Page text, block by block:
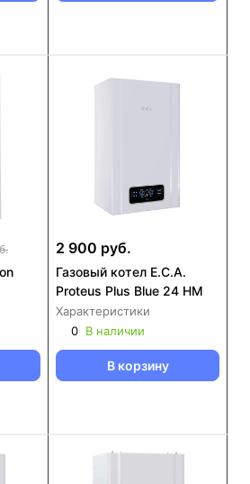
2 900 руб.
Газовый котел E.C.A.
Proteus Plus Blue 24 HM
Характеристики
0 В наличии
В корзину